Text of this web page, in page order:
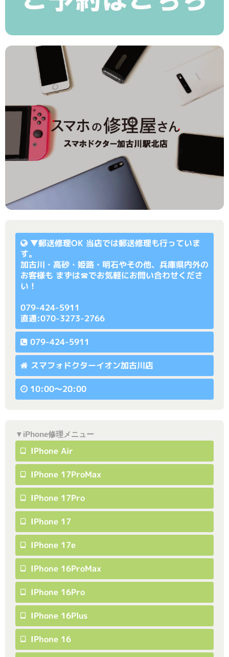
▼郵送修理OK 当店では郵送修理も行っていま
す。
加古川・高砂・姫路・明石やその他、兵庫県内外の
お客様も まずは☎でお気軽にお問い合わせくださ
い！
079-424-5911
直通:070-3273-2766
079-424-5911
スマフォドクターイオン加古川店
10:00〜20:00
▼iPhone修理メニュー
IPhone Air
IPhone 17ProMax
IPhone 17Pro
IPhone 17
IPhone 17e
IPhone 16ProMax
IPhone 16Pro
IPhone 16Plus
IPhone 16